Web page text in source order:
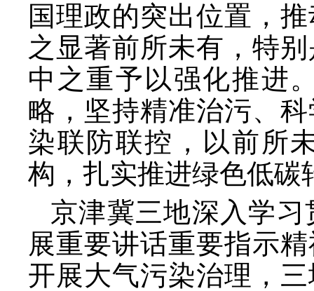
国理政的突出位置，
之显著前所未有，特
中之重予以强化推进
略，坚持精准治污、
染联防联控，以前所
构，扎实推进绿色低碳
京津冀三地深入学
展重要讲话重要指示
开展大气污染治理，